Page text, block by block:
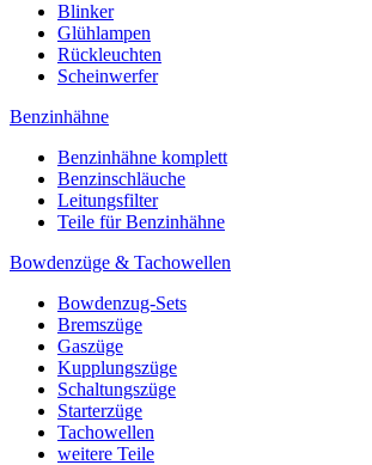
Blinker
Glühlampen
Rückleuchten
Scheinwerfer
Benzinhähne
Benzinhähne komplett
Benzinschläuche
Leitungsfilter
Teile für Benzinhähne
Bowdenzüge & Tachowellen
Bowdenzug-Sets
Bremszüge
Gaszüge
Kupplungszüge
Schaltungszüge
Starterzüge
Tachowellen
weitere Teile